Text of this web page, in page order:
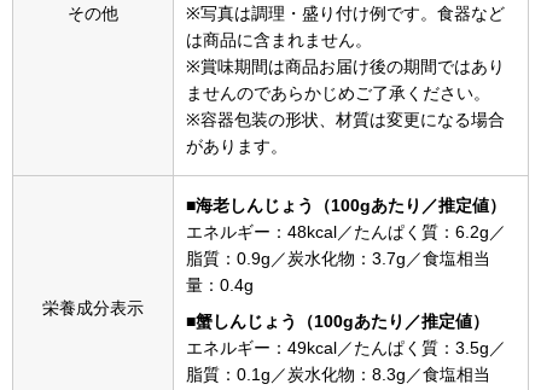
すべて見る
ーブルウェア
ウオッチ／ア
ウオッチ
ブレスレット
その他
ファッション
その他
※写真は調理・盛り付け例です。食器など
は商品に含まれません。
※賞味期間は商品お届け後の期間ではあり
ませんのであらかじめご了承ください。
※容器包装の形状、材質は変更になる場合
があります。
栄養成分表示
■海老しんじょう（100gあたり／推定値）
エネルギー：48kcal／たんぱく質：6.2g／
脂質：0.9g／炭水化物：3.7g／食塩相当
量：0.4g
■蟹しんじょう（100gあたり／推定値）
エネルギー：49kcal／たんぱく質：3.5g／
脂質：0.1g／炭水化物：8.3g／食塩相当